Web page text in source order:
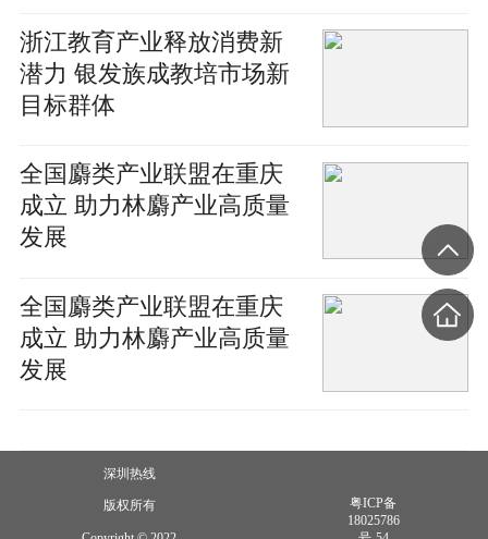
浙江教育产业释放消费新
潜力 银发族成教培市场新
目标群体
全国麝类产业联盟在重庆
成立 助力林麝产业高质量
发展
全国麝类产业联盟在重庆
成立 助力林麝产业高质量
发展
深圳热线
版权所有
粤ICP备
18025786